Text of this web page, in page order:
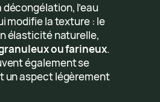
l’eau
modifie la texture : le
élasticité naturelle,
ou farineux.
également se
un aspect légèrement